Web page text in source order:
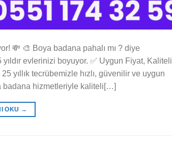
💸 🎨 Boya badana pahalı mı ? diye
evlerinizi boyuyor. ✅ Uygun Fiyat, Kaliteli
yıllık tecrübemizle hızlı, güvenilir ve uygun
badana hizmetleriyle kaliteli[…]
OKU →